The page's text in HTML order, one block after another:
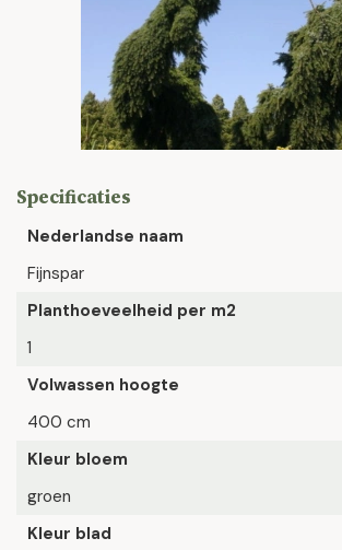
Specificaties
Nederlandse naam
Fijnspar
Planthoeveelheid per m2
1
Volwassen hoogte
400 cm
Kleur bloem
groen
Kleur blad